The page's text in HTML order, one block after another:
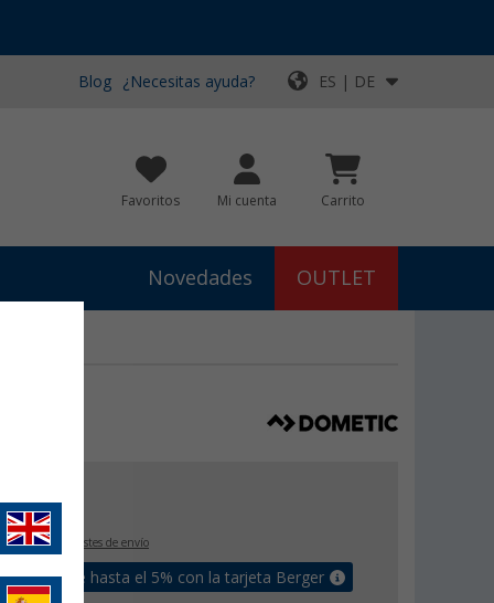
Blog ¿Necesitas ayuda? ES | DE
Favoritos Mi cuenta Carrito
Novedades OUTLET
€
incluido + Costes de envío
bonus de hasta el 5% con la tarjeta Berger